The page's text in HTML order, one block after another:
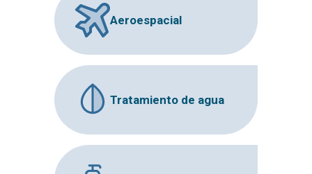
Aeroespacial
Tratamiento de agua